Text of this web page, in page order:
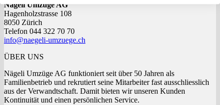
Nägeli Umzüge AG
Hagenholzstrasse 108
8050 Zürich
Telefon 044 322 70 70
info@naegeli-umzuege.ch
ÜBER UNS
Nägeli Umzüge AG funktioniert seit über 50 Jahren als
Familienbetrieb und rekrutiert seine Mitarbeiter fast ausschliesslich
aus der Verwandtschaft. Damit bieten wir unseren Kunden
Kontinuität und einen persönlichen Service.